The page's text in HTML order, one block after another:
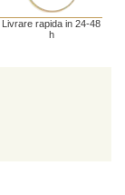
Livrare rapida in 24-48
h